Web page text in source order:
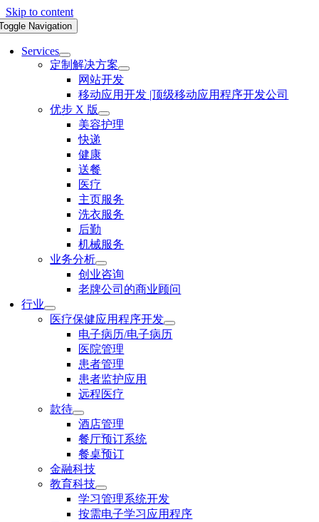
Skip to content
Navigation
Services
定制解决方案
网站开发
移动应用开发 |顶级移动应用程序开发公司
优步 X 版
美容护理
快递
健康
送餐
医疗
主页服务
洗衣服务
后勤
机械服务
业务分析
创业咨询
老牌公司的商业顾问
行业
医疗保健应用程序开发
电子病历/电子病历
医院管理
患者管理
患者监护应用
远程医疗
款待
酒店管理
餐厅预订系统
餐桌预订
金融科技
教育科技
学习管理系统开发
按需电子学习应用程序